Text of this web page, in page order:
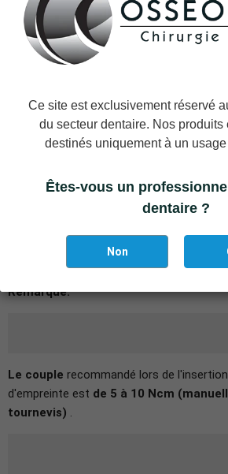
Prudence!Les composants ne peuvent
éléments d'empreinte pour la méthode
Remarque:
Le couple recommandé lors de
d'empreinte est de 5 à 10 Ncm
tournevis) .
Ce site est exclusivement réservé
du secteur dentaire. Nos produits
destinés uniquement à un
Êtes-vous un
dentaire ?
Non